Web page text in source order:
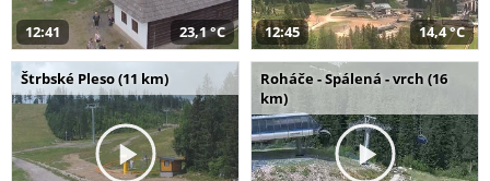
12:41 23,1 °C 12:45 14,4 °C
Štrbské Pleso (11 km)
Roháče - Spálená - vrch (16
km)